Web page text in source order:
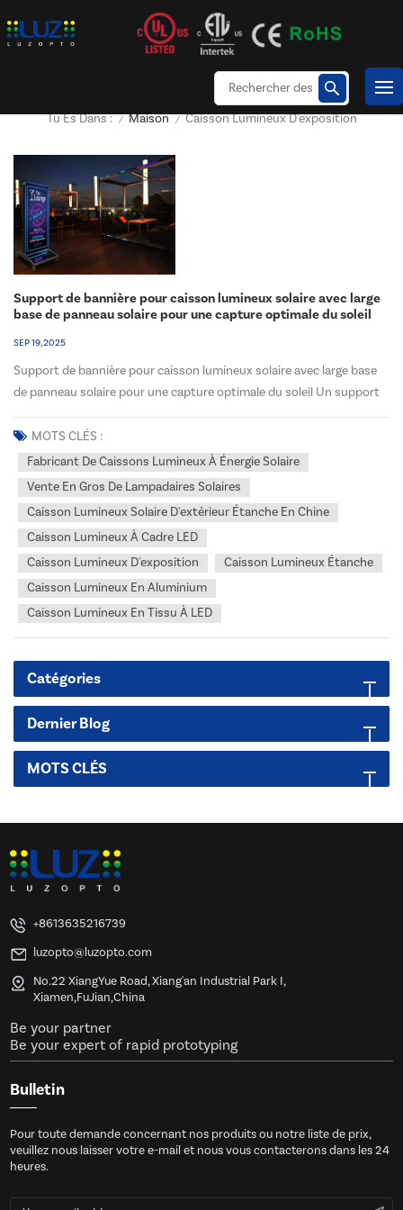
Tu Es Dans : / Maison / Caisson Lumineux D'exposition
Support de bannière pour caisson lumineux solaire avec large
base de panneau solaire pour une capture optimale du soleil
SEP 19, 2025
Support de bannière pour caisson lumineux solaire avec large base
de panneau solaire pour une capture optimale du soleil Un support
de bannière solaire est une solution publicitaire portable et
autonome, entièrement alimentée par l'énergie solaire. Il est doté
d'une large base de panneau solaire c...
MOTS CLÉS :
Fabricant De Caissons Lumineux À Énergie Solaire
Vente En Gros De Lampadaires Solaires
Caisson Lumineux Solaire D'extérieur Étanche En Chine
Caisson Lumineux À Cadre LED
Caisson Lumineux D'exposition
Caisson Lumineux Étanche
Caisson Lumineux En Aluminium
Caisson Lumineux En Tissu À LED
Catégories
Dernier Blog
MOTS CLÉS
+8613635216739
luzopto@luzopto.com
No.22 XiangYue Road, Xiang'an Industrial Park I,
Xiamen,FuJian,China
Be your partner
Be your expert of rapid prototyping
Bulletin
Pour toute demande concernant nos produits ou notre liste de prix,
veuillez nous laisser votre e-mail et nous vous contacterons dans les 24
heures.